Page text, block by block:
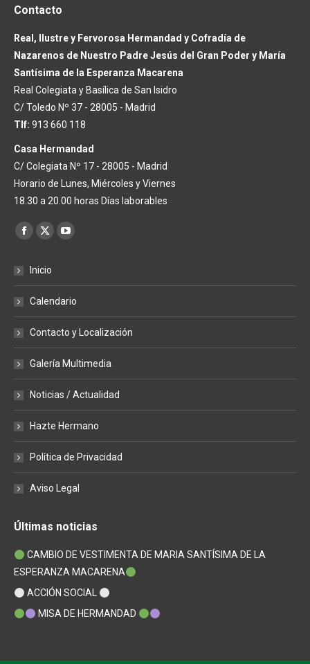
Contacto
Real, Ilustre y Fervorosa Hermandad y Cofradía de
Nazarenos de Nuestro Padre Jesús del Gran Poder y María
Santísima de la Esperanza Macarena
Real Colegiata y Basílica de San Isidro
C/ Toledo Nº 37 - 28005 - Madrid
Tlf: 913 660 118
Casa Hermandad
C/ Colegiata Nº 17 - 28005 - Madrid
Horario de Lunes, Miércoles y Viernes
18.30 a 20.00 horas Días laborables
Encuéntranos en:
Facebook
opens
window
X
opens
window
YouTube
window
Inicio
Calendario
Contacto y Localización
Galería Multimedia
Noticias / Actualidad
Hazte Hermano
Política de Privacidad
Aviso Legal
Últimas noticias
CAMBIO DE VESTIMENTA DE MARIA SANTÍSIMA DE LA
ESPERANZA MACARENA
ACCIÓN SOCIAL
MISA DE HERMANDAD